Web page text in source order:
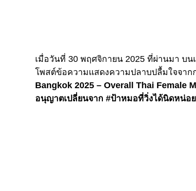
เมื่อวันที่ 30 พฤศจิกายน 2025 ที่ผ่านมา บน
โพสต์ข้อความแสดงความปลาบปลื้มใจจาก
Bangkok 2025 – Overall Thai Female
อนุญาตเปลี่ยนจาก #ป้าหมอที่วิ่งได้นิดหน่อ